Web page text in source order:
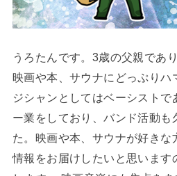
うろたんです。3歳の父親であ
映画や本、サウナにどっぷりハ
ジシャンとしてはベーシストで
ー業をしており、バンド活動も
た。映画や本、サウナが好きな
情報をお届けしたいと思います